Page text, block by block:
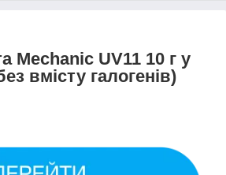
Mechanic UV11 10 г у
вмісту галогенів)